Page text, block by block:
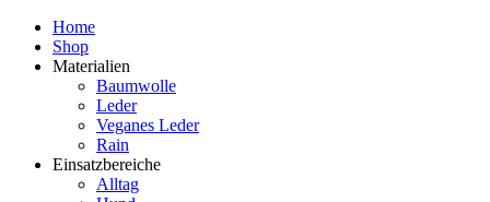
Home
Shop
Materialien
Baumwolle
Leder
Veganes Leder
Rain
Einsatzbereiche
Alltag